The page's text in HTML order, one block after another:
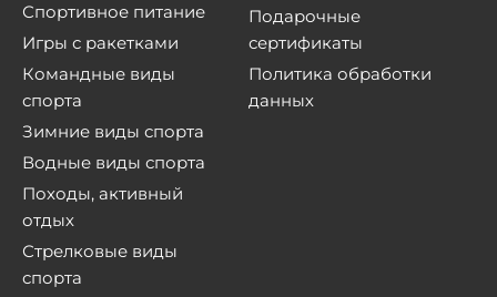
Спортивное питание
Игры с ракетками
Командные виды
спорта
Зимние виды спорта
Водные виды спорта
Походы, активный
отдых
Стрелковые виды
спорта
Подарочные
сертификаты
Политика обработки
данных